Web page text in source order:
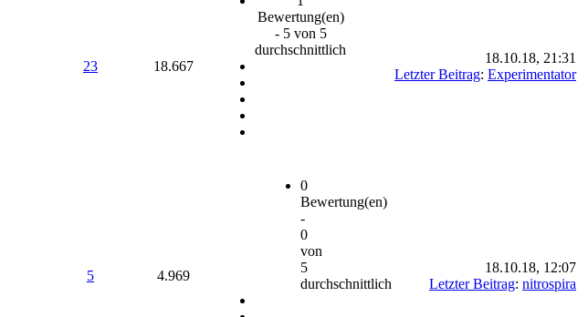
23 18.667
Bewertung(en)
- 5 von 5
durchschnittlich
18.10.18, 21:31
Letzter Beitrag: Experimentator
5 4.969
0
Bewertung(en)
-
0
von
5
durchschnittlich
18.10.18, 12:07
Letzter Beitrag: nitrospira